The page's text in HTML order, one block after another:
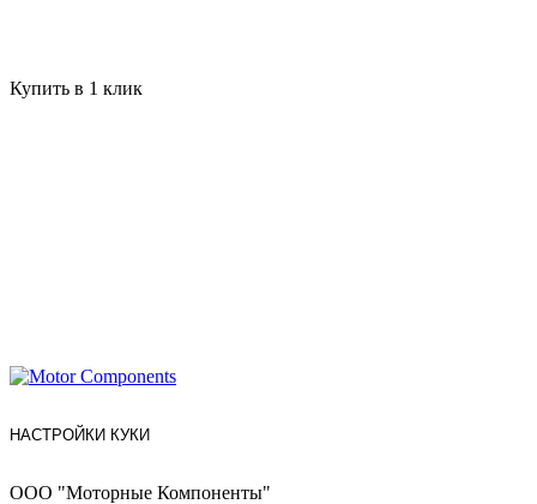
Купить в 1 клик
НАСТРОЙКИ КУКИ
ООО "Моторные Компоненты"